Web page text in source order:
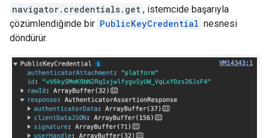
navigator.credentials.get , istemcide başarıyla
çözümlendiğinde bir PublicKeyCredential nesnesi
döndürür.